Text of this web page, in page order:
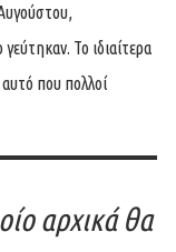
Το ιδιαίτερα
που πολλοί
αρχικά θα